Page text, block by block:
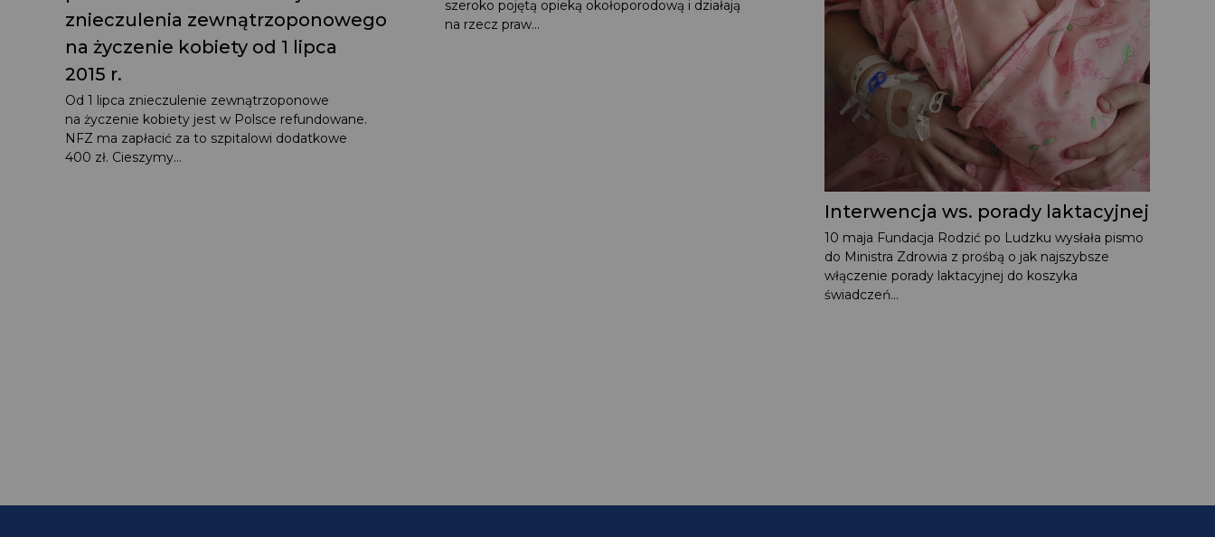
znieczulenia zewnątrzoponowego
na życzenie kobiety od 1 lipca
2015 r.
Od 1 lipca znieczulenie zewnątrzoponowe
na życzenie kobiety jest w Polsce refundowane.
NFZ ma zapłacić za to szpitalowi dodatkowe
400 zł. Cieszymy...
szeroko pojętą opieką okołoporodową i działają
na rzecz praw...
Interwencja ws. porady laktacyjnej
10 maja Fundacja Rodzić po Ludzku wysłała pismo
do Ministra Zdrowia z prośbą o jak najszybsze
włączenie porady laktacyjnej do koszyka
świadczeń...